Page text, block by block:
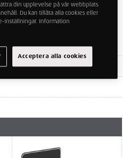
din upplevelse på vår webbplats
Du kan tillåta alla cookies eller
inställningar. Information
Acceptera alla cookies